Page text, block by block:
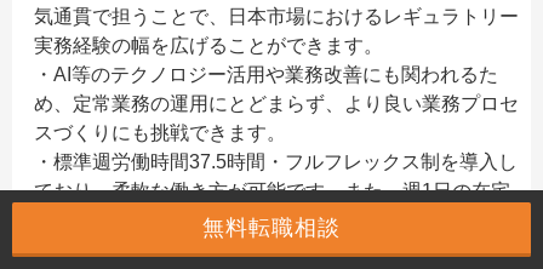
気通貫で担うことで、日本市場におけるレギュラトリー
実務経験の幅を広げることができます。
・AI等のテクノロジー活用や業務改善にも関われるた
め、定常業務の運用にとどまらず、より良い業務プロセ
スづくりにも挑戦できます。
・標準週労働時間37.5時間・フルフレックス制を導入し
ており、柔軟な働き方が可能です。また、週1日の在宅
勤務に加え、年に最大2週間、好きな場所から勤務でき
る “Work from Anywhere” 制度もあります。
無料転職相談